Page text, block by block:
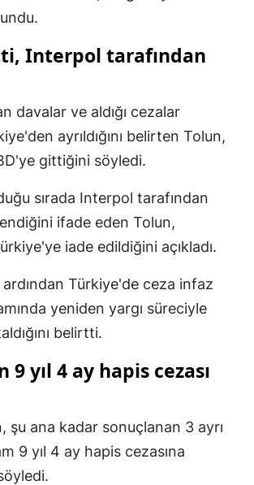
Siirt
Sivas
Tekirdağ
Tokat
Trabzon
Şanlıurfa
Uşak
Van
Zonguldak
Aksaray
Interpol tarafından
davalar ve aldığı cezalar
ayrıldığını belirten Tolun,
gittiğini söyledi.
sırada Interpol tarafından
ifade eden Tolun,
iade edildiğini açıkladı.
Türkiye'de ceza infaz
yeniden yargı süreciyle
belirtti.
9 yıl 4 ay hapis cezası
şu ana kadar sonuçlanan 3 ayrı
9 yıl 4 ay hapis cezasına